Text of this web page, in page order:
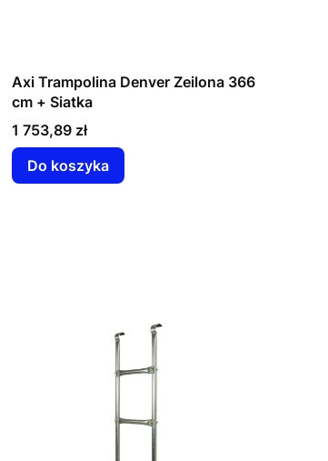
Axi Trampolina Denver Zeilona 366
cm + Siatka
Cena
1 753,89 zł
Do koszyka